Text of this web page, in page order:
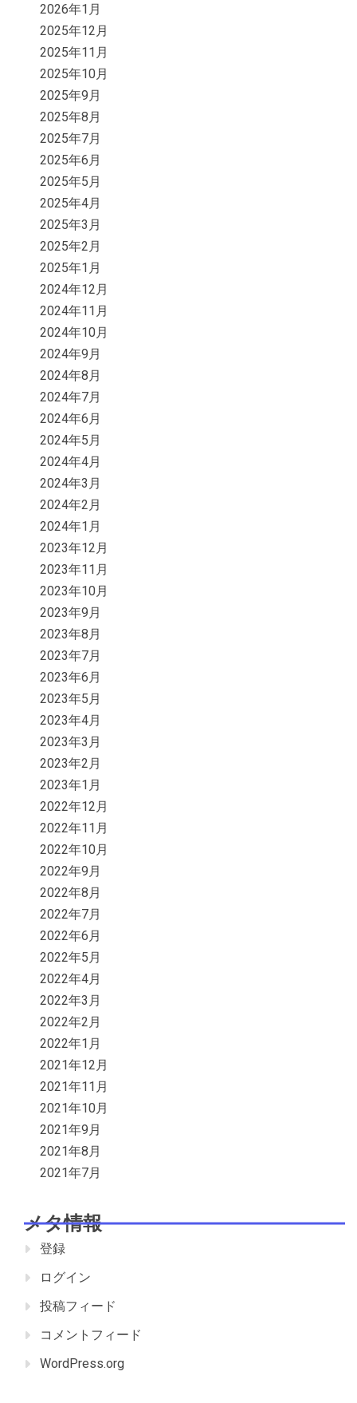
2026年1月
2025年12月
2025年11月
2025年10月
2025年9月
2025年8月
2025年7月
2025年6月
2025年5月
2025年4月
2025年3月
2025年2月
2025年1月
2024年12月
2024年11月
2024年10月
2024年9月
2024年8月
2024年7月
2024年6月
2024年5月
2024年4月
2024年3月
2024年2月
2024年1月
2023年12月
2023年11月
2023年10月
2023年9月
2023年8月
2023年7月
2023年6月
2023年5月
2023年4月
2023年3月
2023年2月
2023年1月
2022年12月
2022年11月
2022年10月
2022年9月
2022年8月
2022年7月
2022年6月
2022年5月
2022年4月
2022年3月
2022年2月
2022年1月
2021年12月
2021年11月
2021年10月
2021年9月
2021年8月
2021年7月
メタ情報
登録
ログイン
投稿フィード
コメントフィード
WordPress.org